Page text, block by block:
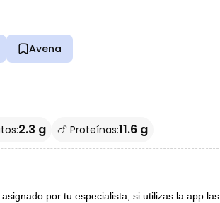
Avena
2.3 g 🍗 Proteínas:11.6 g
por tu especialista, si utilizas la app las